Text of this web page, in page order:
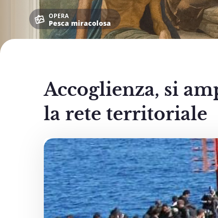
OPERA
Pesca miracolosa
Accoglienza, si
la rete territoriale